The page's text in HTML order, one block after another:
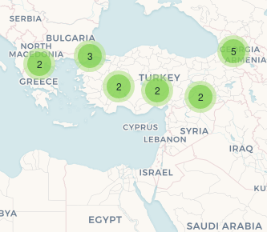
Travelers' Map is loading...
is loaded completely, leafletJS files are missing.
3
2 2 2
5
2